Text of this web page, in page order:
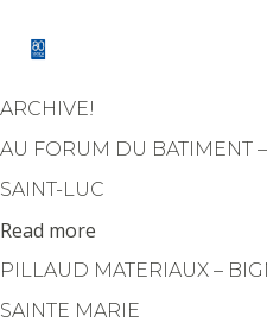
ARCHIVE!
AU FORUM DU BATIMENT
SAINT-LUC
Read more
PILLAUD MATERIAUX –
SAINTE MARIE